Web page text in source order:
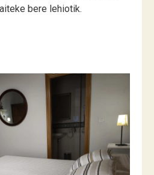
bere lehiotik.